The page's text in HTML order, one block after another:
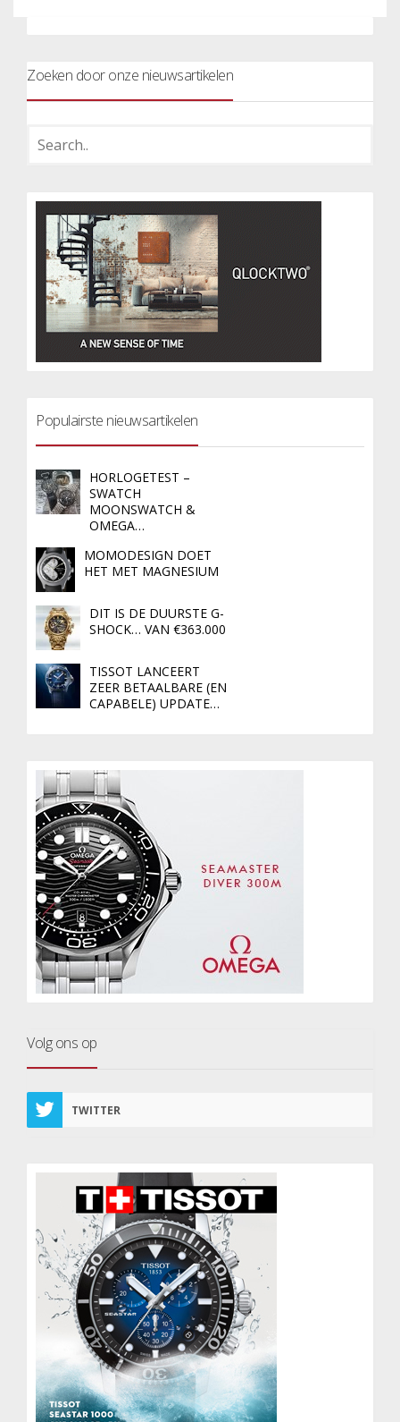
Zoeken door onze nieuwsartikelen
Populairste nieuwsartikelen
HORLOGETEST –
SWATCH
MOONSWATCH &
OMEGA…
MOMODESIGN DOET
HET MET MAGNESIUM
DIT IS DE DUURSTE G-
SHOCK… VAN €363.000
TISSOT LANCEERT
ZEER BETAALBARE (EN
CAPABELE) UPDATE…
Volg ons op
TWITTER